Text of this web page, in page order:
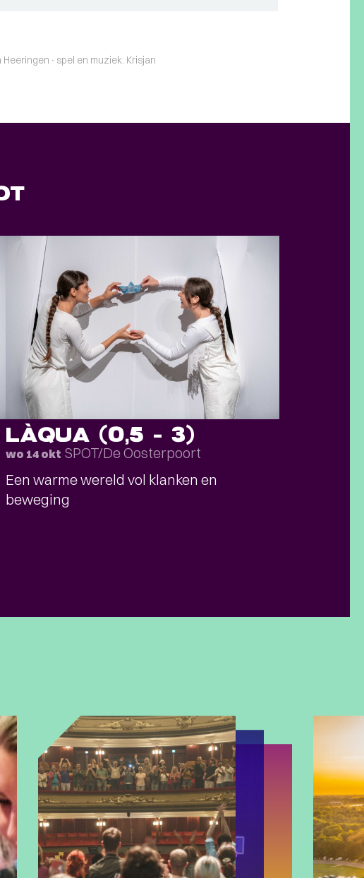
∙ spel en muziek: Krisjan
LÀQUA (0,5 – 3)
wo 14 okt SPOT/De Oosterpoort
Een warme wereld vol klanken en
beweging